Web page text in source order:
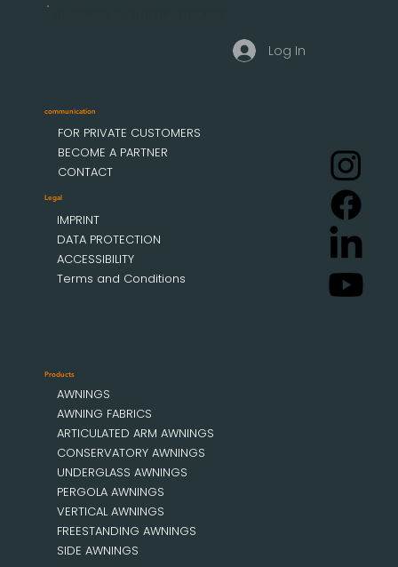
Products
AWNINGS
AWNING FABRICS
ARTICULATED ARM AWNINGS
CONSERVATORY AWNINGS
UNDERGLASS AWNINGS
PERGOLA AWNINGS
VERTICAL AWNINGS
FREESTANDING AWNINGS
SIDE AWNINGS
communication
FOR PRIVATE CUSTOMERS
BECOME A PARTNER
CONTACT
Legal
IMPRINT
DATA PROTECTION
ACCESSIBILITY
Terms and Conditions
Log In